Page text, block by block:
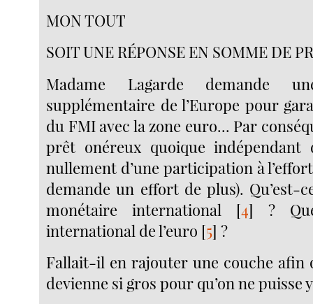
MON TOUT
SOIT UNE RÉPONSE EN SOMME DE
Madame Lagarde demande
supplémentaire de l’Europe pour
du FMI avec la zone euro... Par
prêt onéreux quoique indépendant
nullement d’une participation à
demande un effort de plus). Qu’est-
monétaire international [4] ?
international de l’euro [5] ?
Fallait-il en rajouter une couche afin
devienne si gros pour qu’on ne puisse